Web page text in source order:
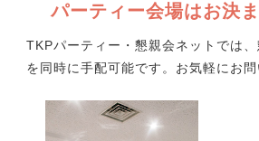
パーティー会場はお決
TKPパーティー・懇親会ネットでは
を同時に手配可能です。お気軽にお問